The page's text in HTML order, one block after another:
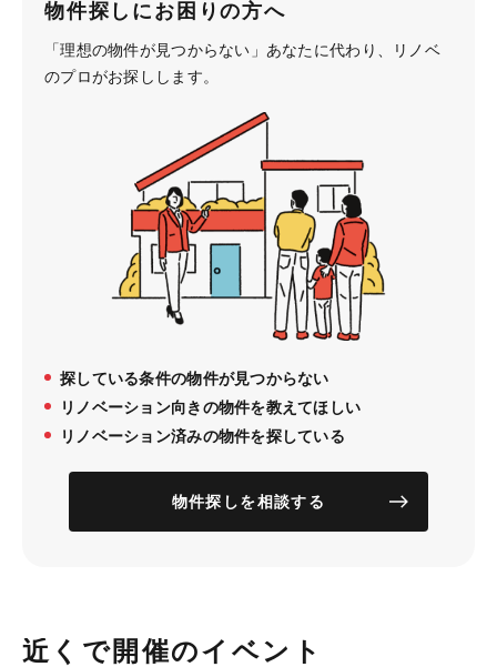
物件探しにお困りの方へ
「理想の物件が見つからない」あなたに代わり、
リノベ
のプロがお探しします。
探している条件の物件が見つからない
リノベーション向きの物件を教えてほしい
リノベーション済みの物件を探している
物件探しを相談する
近くで開催のイベント